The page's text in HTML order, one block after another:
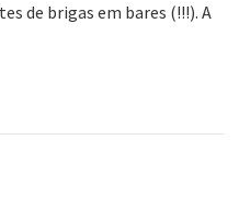
de brigas em bares (!!!). A